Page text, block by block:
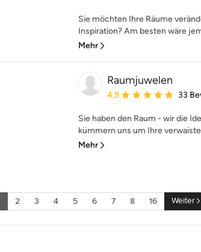
Sie möchten Ihre Räume
Inspiration? Am besten wäre
Mehr
Raumjuwelen
Durchschnittliche
4,9 33
Sie haben den Raum - wir die
kümmern uns um Ihre
Mehr
2 3 4 5 6 7 8 16 Weiter